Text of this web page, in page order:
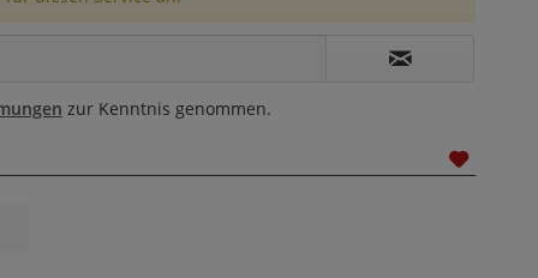
zur Kenntnis genommen.